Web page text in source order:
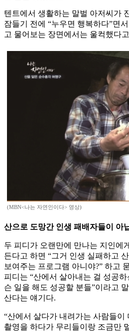
텐트에서 생활하는 말벌 아저씨가
잠들기 전에 “누우면 행복하다”면
고 물어보는 장면에서는 울컥했다
(MBN<나는 자연인이다> 영상)
산으로 도망간 인생 패배자들이 아
두 피디가 오랜만에 만나는 지인에
든다고 하면 “그거 인생 실패하고
보여주는 프로그램 아니야?” 하고
피디는 “산에서 살아내는 걸 성공
슨 일을 해도 성공할 분들”이라고
산다는 얘기다.
“산에서 살다가 내려가는 사람들이
촬영을 하다가 무리들이랑 조금만